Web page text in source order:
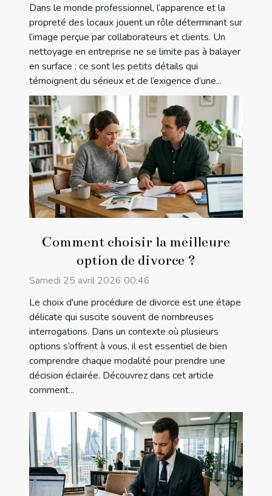
Dans le monde professionnel, l’apparence et la
propreté des locaux jouent un rôle déterminant sur
l’image perçue par collaborateurs et clients. Un
nettoyage en entreprise ne se limite pas à balayer
en surface ; ce sont les petits détails qui
témoignent du sérieux et de l’exigence d’une...
Comment choisir la meilleure
option de divorce ?
Samedi 25 avril 2026 00:46
Le choix d'une procédure de divorce est une étape
délicate qui suscite souvent de nombreuses
interrogations. Dans un contexte où plusieurs
options s’offrent à vous, il est essentiel de bien
comprendre chaque modalité pour prendre une
décision éclairée. Découvrez dans cet article
comment...